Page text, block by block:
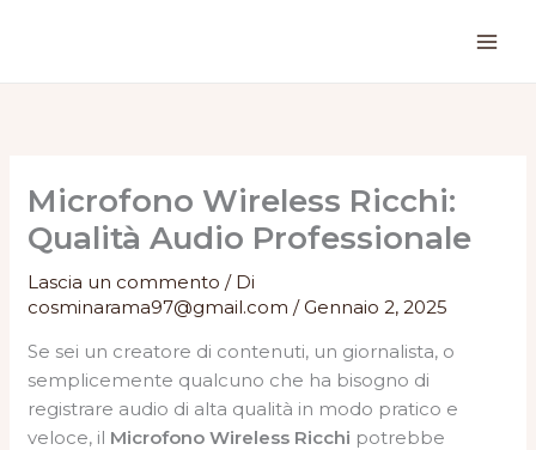
Microfono Wireless Ricchi:
Qualità Audio Professionale
Lascia un commento / Di
cosminarama97@gmail.com/Gennaio 2, 2025
Se sei un creatore di contenuti, un giornalista, o
semplicemente qualcuno che ha bisogno di
registrare audio di alta qualità in modo pratico e
veloce, il Microfono Wireless Ricchi potrebbe